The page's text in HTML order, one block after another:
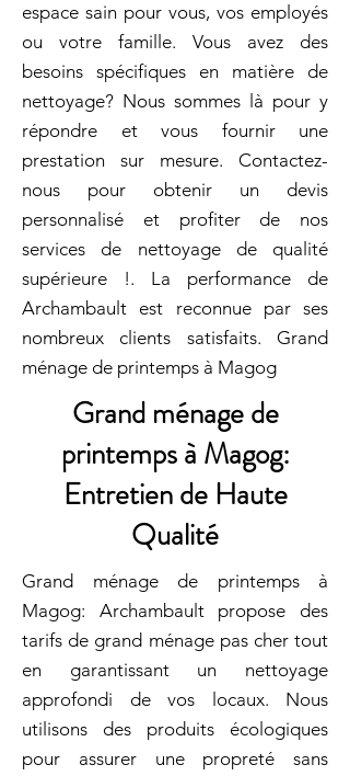
espace sain pour vous, vos employés
ou votre famille. Vous avez des
besoins spécifiques en matière de
nettoyage? Nous sommes là pour y
répondre et vous fournir une
prestation sur mesure. Contactez-
nous pour obtenir un devis
personnalisé et profiter de nos
services de nettoyage de qualité
supérieure !. La performance de
Archambault est reconnue par ses
nombreux clients satisfaits. Grand
ménage de printemps à Magog
Grand ménage de
printemps à Magog:
Entretien de Haute
Qualité
Grand ménage de printemps à
Magog: Archambault propose des
tarifs de grand ménage pas cher tout
en garantissant un nettoyage
approfondi de vos locaux. Nous
utilisons des produits écologiques
pour assurer une propreté sans